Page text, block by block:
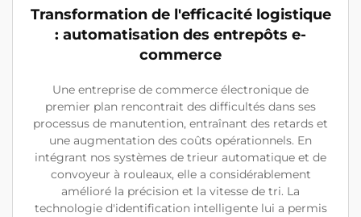
Transformation de l'efficacité logistique
: automatisation des entrepôts e-
commerce
Une entreprise de commerce électronique de
premier plan rencontrait des difficultés dans ses
processus de manutention, entraînant des retards et
une augmentation des coûts opérationnels. En
intégrant nos systèmes de trieur automatique et de
convoyeur à rouleaux, elle a considérablement
amélioré la précision et la vitesse de tri. La
technologie d'identification intelligente lui a permis